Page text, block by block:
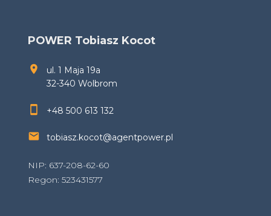
POWER Tobiasz Kocot
ul. 1 Maja 19a
32-340 Wolbrom
+48 500 613 132
tobiasz.kocot@agentpower.pl
NIP: 637-208-62-60
Regon: 523431577